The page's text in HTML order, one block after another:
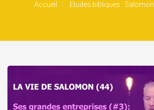
Accueil Etudes bibliques : Salomon